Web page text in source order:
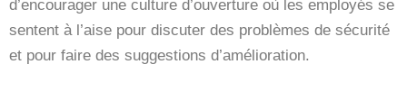
d’encourager une culture d’ouverture où les employés se
sentent à l’aise pour discuter des problèmes de sécurité
et pour faire des suggestions d’amélioration.